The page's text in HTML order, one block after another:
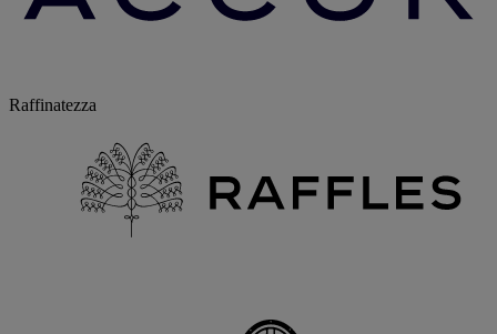
Raffinatezza